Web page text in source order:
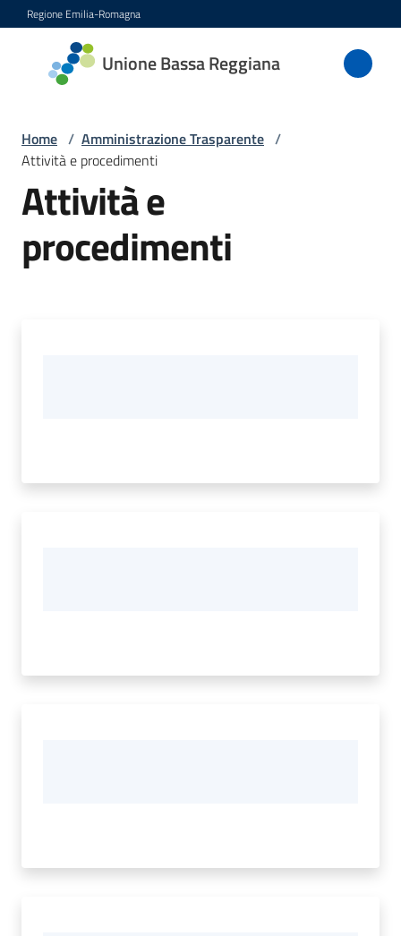
Vai al contenuto
Vai alla navigazione
Vai al footer
Regione Emilia-Romagna
Unione Bassa Reggiana
Unione
Bassa
Amministrazione
Menu selezionato
Novità
Home / Amministrazione Trasparente /
Attività e procedimenti
Attività e
procedimenti